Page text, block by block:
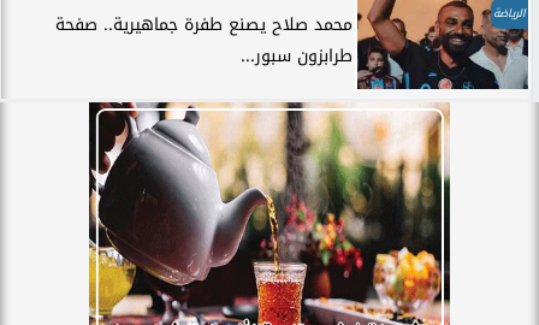
الرياضة
محمد صلاح يصنع طفرة جماهيرية.. صفحة
طرابزون سبور...